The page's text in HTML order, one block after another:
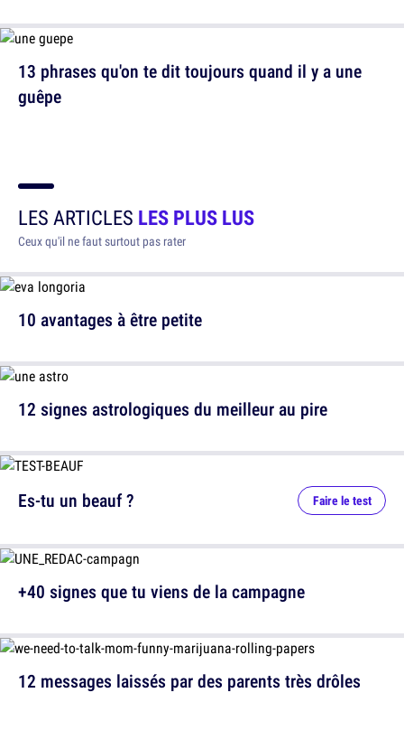
13 phrases qu'on te dit toujours quand il y a une
guêpe
LES ARTICLES LES PLUS LUS
Ceux qu'il ne faut surtout pas rater
10 avantages à être petite
12 signes astrologiques du meilleur au pire
12 messages laissés par des parents très drôles
Es-tu un beauf ? Faire le test
+40 signes que tu viens de la campagne